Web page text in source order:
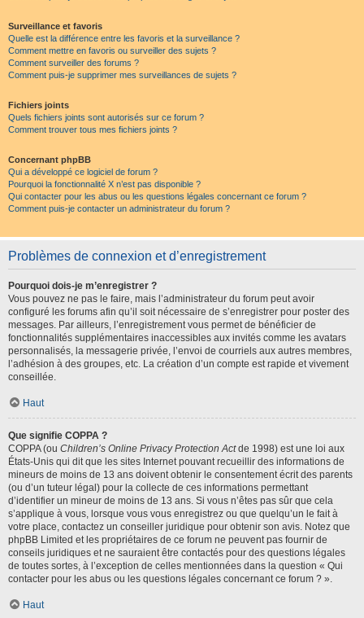
Surveillance et favoris
Quelle est la différence entre les favoris et la surveillance ?
Comment mettre en favoris ou surveiller des sujets ?
Comment surveiller des forums ?
Comment puis-je supprimer mes surveillances de sujets ?
Fichiers joints
Quels fichiers joints sont autorisés sur ce forum ?
Comment trouver tous mes fichiers joints ?
Concernant phpBB
Qui a développé ce logiciel de forum ?
Pourquoi la fonctionnalité X n’est pas disponible ?
Qui contacter pour les abus ou les questions légales concernant ce forum ?
Comment puis-je contacter un administrateur du forum ?
Problèmes de connexion et d’enregistrement
Pourquoi dois-je m’enregistrer ?
Vous pouvez ne pas le faire, mais l’administrateur du forum peut avoir
configuré les forums afin qu’il soit nécessaire de s’enregistrer pour poster des
messages. Par ailleurs, l’enregistrement vous permet de bénéficier de
fonctionnalités supplémentaires inaccessibles aux invités comme les avatars
personnalisés, la messagerie privée, l’envoi de courriels aux autres membres,
l’adhésion à des groupes, etc. La création d’un compte est rapide et vivement
conseillée.
Haut
Que signifie COPPA ?
COPPA (ou Children’s Online Privacy Protection Actde 1998) est une loi aux
États-Unis qui dit que les sites Internet pouvant recueillir des informations de
mineurs de moins de 13 ans doivent obtenir le consentement écrit des parents
(ou d’un tuteur légal) pour la collecte de ces informations permettant
d’identifier un mineur de moins de 13 ans. Si vous n’êtes pas sûr que cela
s’applique à vous, lorsque vous vous enregistrez ou que quelqu’un le fait à
votre place, contactez un conseiller juridique pour obtenir son avis. Notez que
phpBB Limited et les propriétaires de ce forum ne peuvent pas fournir de
conseils juridiques et ne sauraient être contactés pour des questions légales
de toutes sortes, à l’exception de celles mentionnées dans la question « Qui
contacter pour les abus ou les questions légales concernant ce forum ? ».
Haut